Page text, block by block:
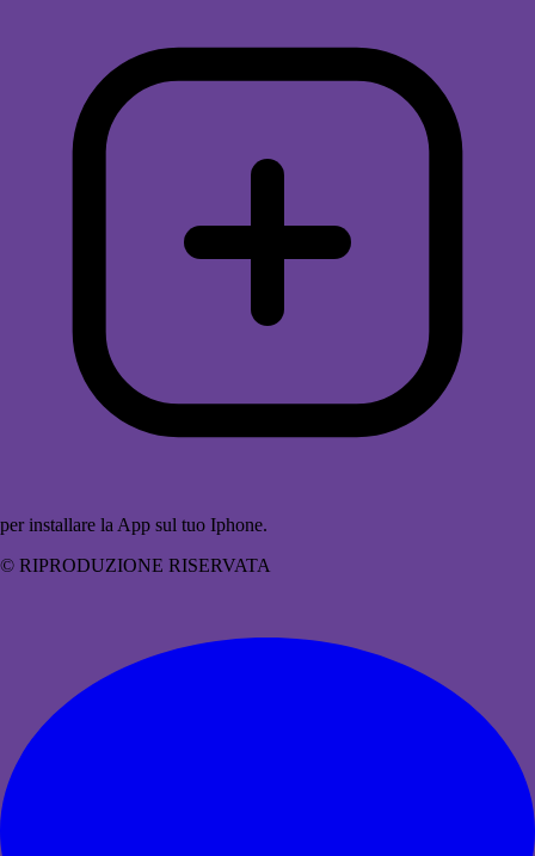
per installare la App sul tuo Iphone.
© RIPRODUZIONE RISERVATA